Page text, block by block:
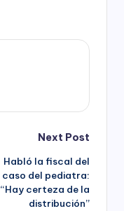
Next Post
Habló la fiscal del
caso del pediatra:
“Hay certeza de la
distribución”